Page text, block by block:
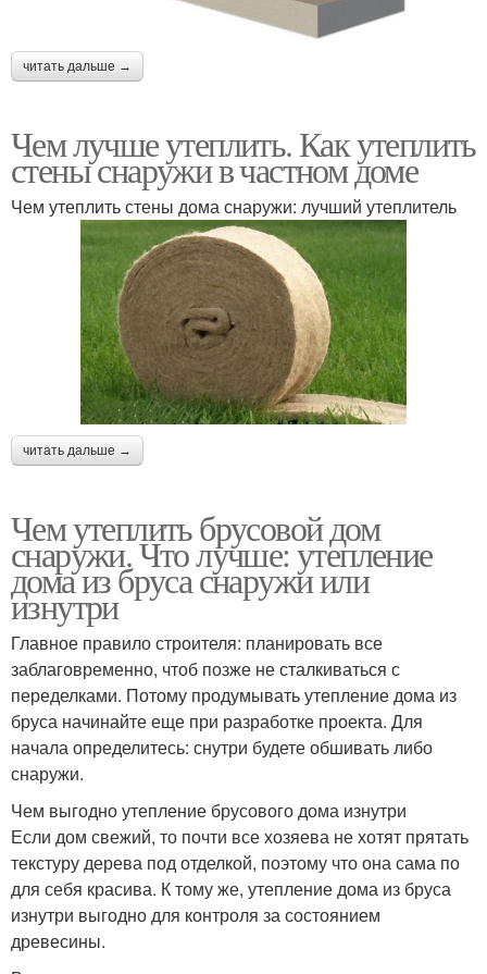
читать дальше →
Чем лучше утеплить. Как утеплить
стены снаружи в частном доме
Чем утеплить стены дома снаружи: лучший утеплитель
читать дальше →
Чем утеплить брусовой дом
снаружи. Что лучше: утепление
дома из бруса снаружи или
изнутри
Главное правило строителя: планировать все
заблаговременно, чтоб позже не сталкиваться с
переделками. Потому продумывать утепление дома из
бруса начинайте еще при разработке проекта. Для
начала определитесь: снутри будете обшивать либо
снаружи.
Чем выгодно утепление брусового дома изнутри
Если дом свежий, то почти все хозяева не хотят прятать
текстуру дерева под отделкой, поэтому что она сама по
для себя красива. К тому же, утепление дома из бруса
изнутри выгодно для контроля за состоянием
древесины.